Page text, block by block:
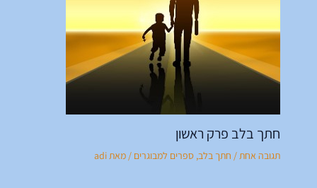
חתך בלב פרק ראשון
תגובה אחת / חתך בלב, ספרים למבוגרים / מאת adi